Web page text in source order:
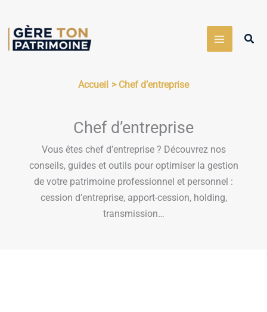
contenu
Accueil Chef d’entreprise
Chef d’entreprise
Vous êtes chef d’entreprise ? Découvrez nos
conseils, guides et outils pour optimiser la gestion
de votre patrimoine professionnel et personnel :
cession d’entreprise, apport-cession, holding,
transmission…